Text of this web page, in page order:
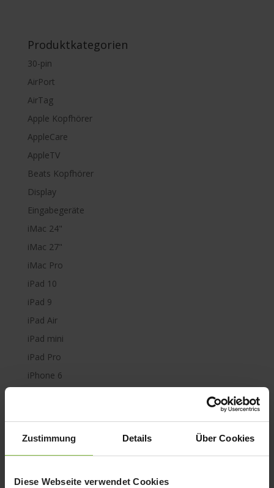
Zustimmung Details Über Cookies
Diese Webseite verwendet Cookies
Produktkategorien
30-pin
AirPort
AirTag
Apple Kopfhörer
AppleCare
AppleTV
Beats Kopfhörer
Display
Eingabegeräte
iMac 24"
iMac 27"
iMac Pro
iPad 10
iPad 9
iPad Air
iPad mini
iPad Pro
iPhone 6
iPod shuffle